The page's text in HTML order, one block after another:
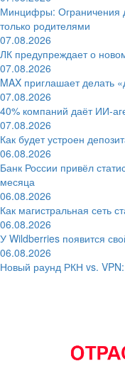
Минцифры: Ограничения
только родителями
07.08.2026
ЛК предупреждает о
07.08.2026
MAX приглашает делать
07.08.2026
40% компаний даёт
07.08.2026
Как будет устроен
06.08.2026
Банк России привёл
месяца
06.08.2026
Как магистральная сеть
06.08.2026
У Wildberries появится
06.08.2026
Новый раунд РКН vs.